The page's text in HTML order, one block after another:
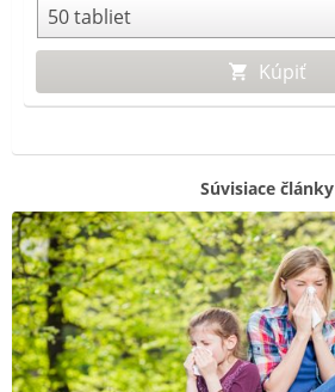
radikálmi.
Kúpiť
Súvisiace články